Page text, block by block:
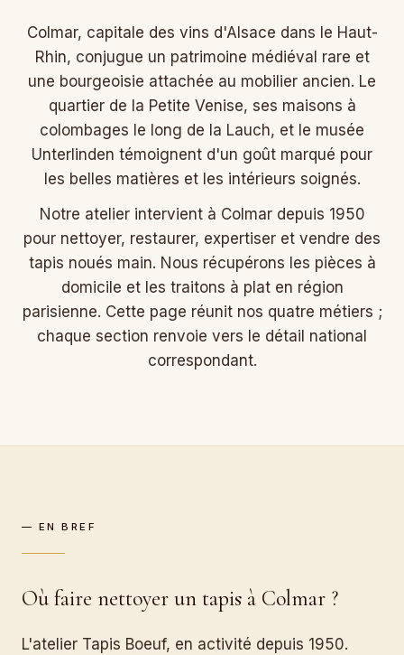
Colmar, capitale des vins d'Alsace dans le Haut-
Rhin, conjugue un patrimoine médiéval rare et
une bourgeoisie attachée au mobilier ancien. Le
quartier de la Petite Venise, ses maisons à
colombages le long de la Lauch, et le musée
Unterlinden témoignent d'un goût marqué pour
les belles matières et les intérieurs soignés.
Notre atelier intervient à Colmar depuis 1950
pour nettoyer, restaurer, expertiser et vendre des
tapis noués main. Nous récupérons les pièces à
domicile et les traitons à plat en région
parisienne. Cette page réunit nos quatre métiers ;
chaque section renvoie vers le détail national
correspondant.
— EN BREF
Où faire nettoyer un tapis à Colmar ?
L'atelier Tapis Boeuf, en activité depuis 1950.